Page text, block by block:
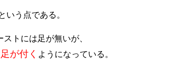
という点である。
トには足が無いが、
が付く ようになっている。